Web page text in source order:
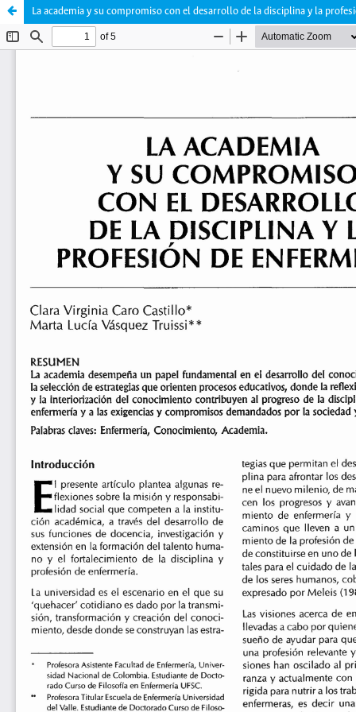
La academia y su compromiso con el desarrollo de la disciplina y la